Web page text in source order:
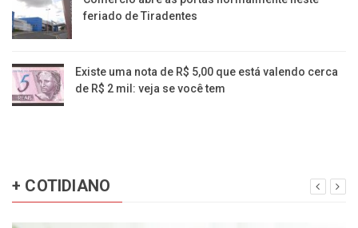
feriado de Tiradentes
Existe uma nota de R$ 5,00 que está valendo cerca
de R$ 2 mil: veja se você tem
+ COTIDIANO